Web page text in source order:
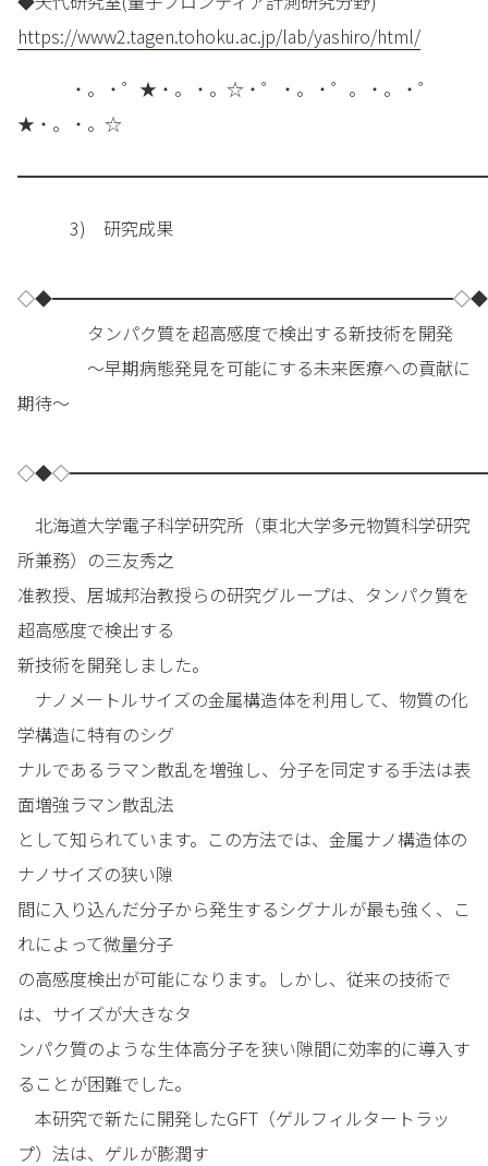
https://www2.tagen.tohoku.ac.jp/lab/yashiro/html/
・。・゜★・。・。☆・゜・。・゜。・。・゜
★・。・。☆
3) 研究成果
タンパク質を超高感度で検出する新技術を開発
～早期病態発見を可能にする未来医療への貢献に
期待～
北海道大学電子科学研究所（東北大学多元物質科学研究
所兼務）の三友秀之
准教授、居城邦治教授らの研究グループは、タンパク質を
超高感度で検出する
新技術を開発しました。
ナノメートルサイズの金属構造体を利用して、物質の化
学構造に特有のシグ
ナルであるラマン散乱を増強し、分子を同定する手法は表
面増強ラマン散乱法
として知られています。この方法では、金属ナノ構造体の
ナノサイズの狭い隙
間に入り込んだ分子から発生するシグナルが最も強く、こ
れによって微量分子
の高感度検出が可能になります。しかし、従来の技術で
は、サイズが大きなタ
ンパク質のような生体高分子を狭い隙間に効率的に導入す
ることが困難でした。
本研究で新たに開発したGFT（ゲルフィルタートラッ
プ）法は、ゲルが膨潤す